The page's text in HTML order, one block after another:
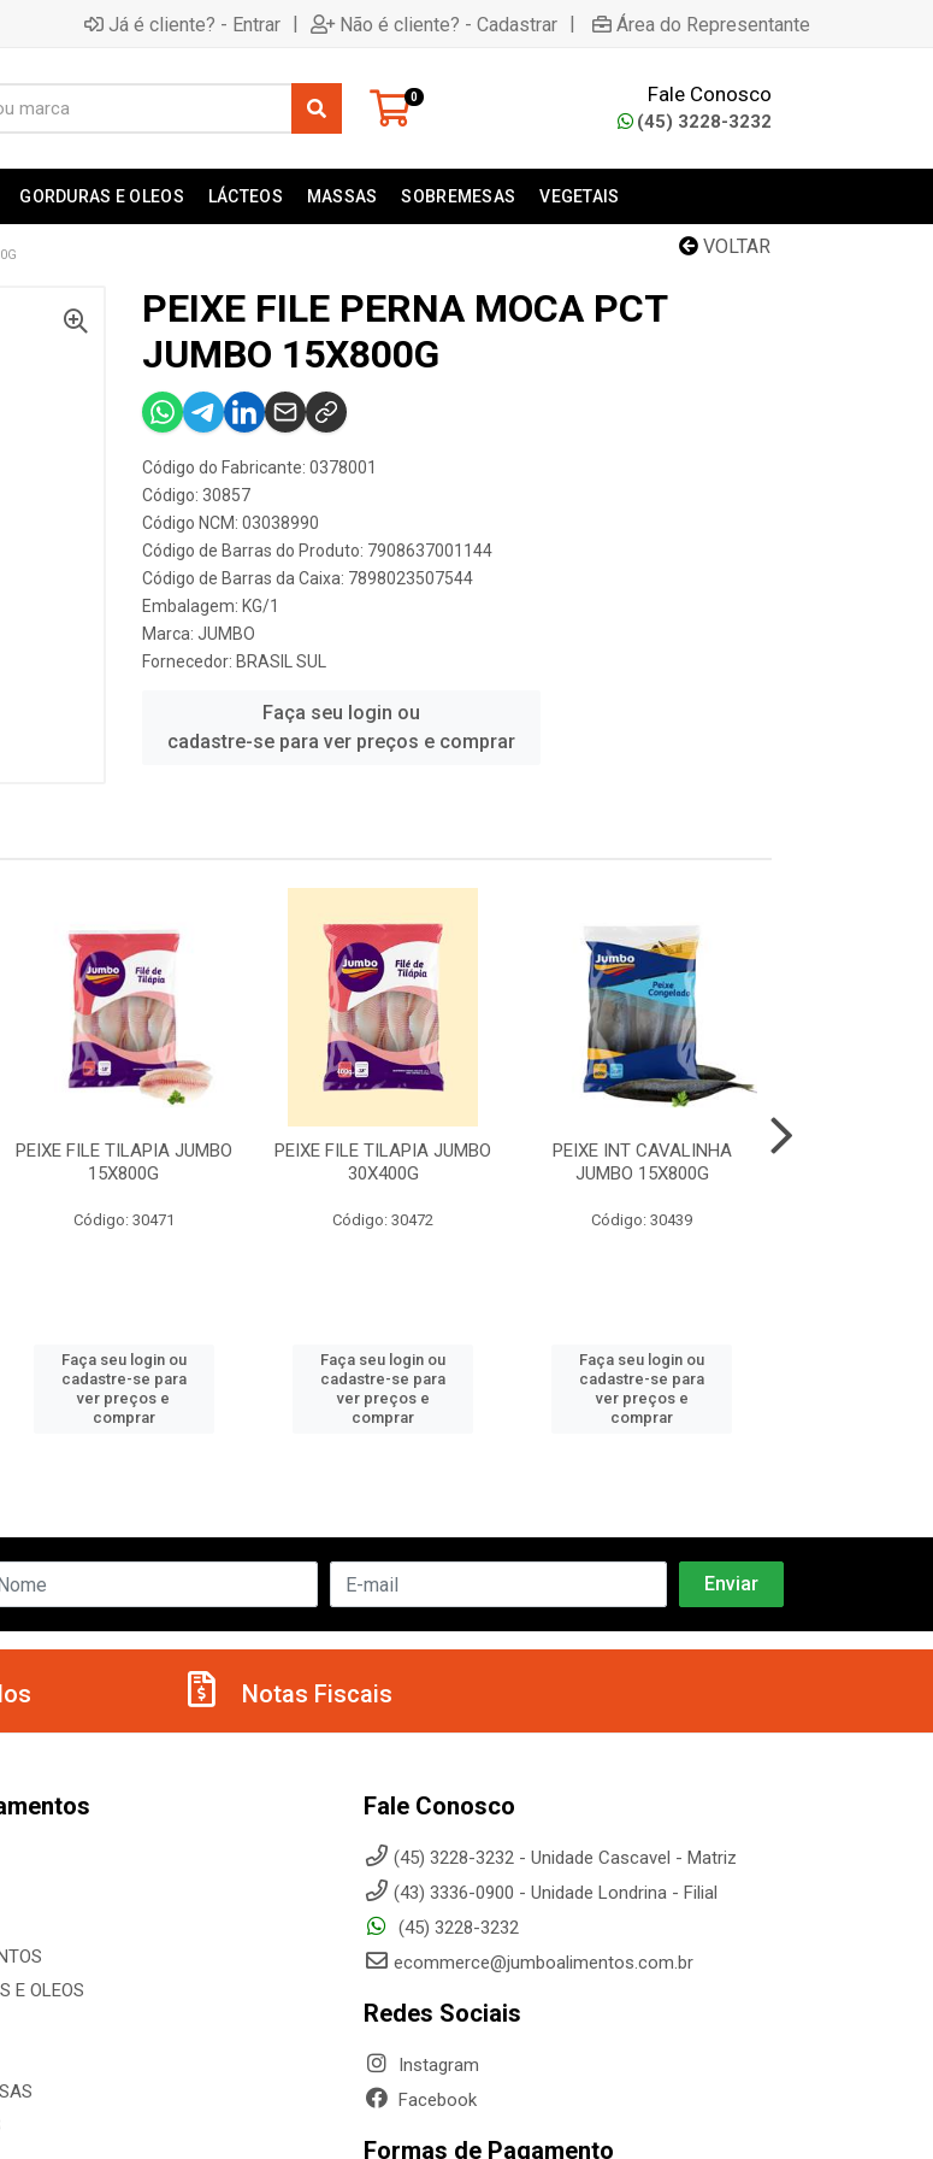
Já é cliente? - Entrar | Não é cliente? - Cadastrar | Área do Representante
0 Fale Conosco
(45) 3228-3232
GORDURAS E OLEOS LÁCTEOS MASSAS SOBREMESAS VEGETAIS
VOLTAR
PEIXE FILE PERNA MOCA PCT
JUMBO 15X800G
Código do Fabricante: 0378001
Código: 30857
Código NCM: 03038990
Código de Barras do Produto: 7908637001144
Código de Barras da Caixa: 7898023507544
Embalagem: KG/1
Marca: JUMBO
Fornecedor: BRASIL SUL
Faça seu login ou
cadastre-se para ver preços e comprar
PEIXE FILE TILAPIA JUMBO
15X800G
Código: 30471
Faça seu login ou
cadastre-se para
ver preços e
comprar
PEIXE FILE TILAPIA JUMBO
30X400G
Código: 30472
Faça seu login ou
cadastre-se para
ver preços e
comprar
PEIXE INT CAVALINHA
JUMBO 15X800G
Código: 30439
Faça seu login ou
cadastre-se para
ver preços e
comprar
Notas Fiscais
E OLEOS
Fale Conosco
(45) 3228-3232 - Unidade Cascavel - Matriz
(43) 3336-0900 - Unidade Londrina - Filial
(45) 3228-3232
ecommerce@jumboalimentos.com.br
Redes Sociais
Instagram
Facebook
Formas de Pagamento